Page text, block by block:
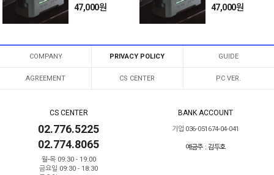
47,000원 47,000원
COMPANY PRIVACY POLICY GUIDE
AGREEMENT CS CENTER PC VER.
CS CENTER
02.776.5225
02.774.8065
월-목 09:30 - 19:00
금요일 09:30 - 18:30
BANK ACCOUNT
기업 036-051674-04-041
예금주 : 김두호